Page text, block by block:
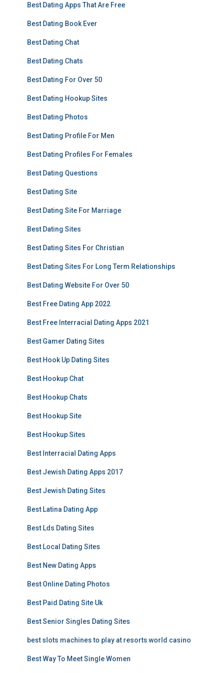
Best Dating Apps That Are Free
Best Dating Book Ever
Best Dating Chat
Best Dating Chats
Best Dating For Over 50
Best Dating Hookup Sites
Best Dating Photos
Best Dating Profile For Men
Best Dating Profiles For Females
Best Dating Questions
Best Dating Site
Best Dating Site For Marriage
Best Dating Sites
Best Dating Sites For Christian
Best Dating Sites For Long Term Relationships
Best Dating Website For Over 50
Best Free Dating App 2022
Best Free Interracial Dating Apps 2021
Best Gamer Dating Sites
Best Hook Up Dating Sites
Best Hookup Chat
Best Hookup Chats
Best Hookup Site
Best Hookup Sites
Best Interracial Dating Apps
Best Jewish Dating Apps 2017
Best Jewish Dating Sites
Best Latina Dating App
Best Lds Dating Sites
Best Local Dating Sites
Best New Dating Apps
Best Online Dating Photos
Best Paid Dating Site Uk
Best Senior Singles Dating Sites
best slots machines to play at resorts world casino
Best Way To Meet Single Women